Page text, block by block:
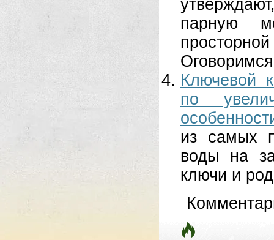
парную
Ключевой
по
из самых
воды на
ключи и